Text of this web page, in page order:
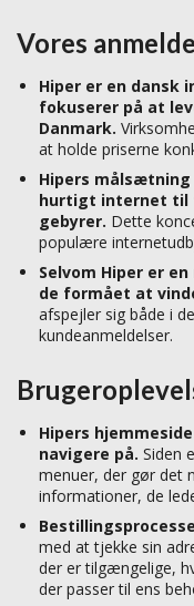
Vores
Hiper er en dansk
fokuserer på at
Danmark.
at holde priserne
Hipers
hurtigt internet til
gebyrer. Dette
populære
Selvom Hiper er
de formået at
afspejler sig både i
kundeanmeldelser.
Hipers
navigere på. Siden
menuer, der gør det
informationer, de
med at tjekke sin
der er tilgængelige,
der passer til ens